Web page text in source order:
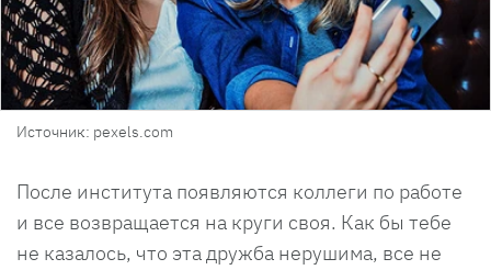
Источник: pexels.com
После института появляются коллеги по работе
и все возвращается на круги своя. Как бы тебе
не казалось, что эта дружба нерушима, все не